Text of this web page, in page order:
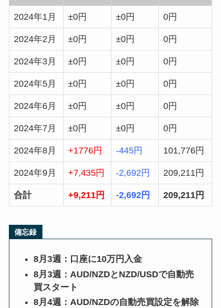
2024年1月 ±0円 ±0円 0円
2024年2月 ±0円 ±0円 0円
2024年3月 ±0円 ±0円 0円
2024年5月 ±0円 ±0円 0円
2024年6月 ±0円 ±0円 0円
2024年7月 ±0円 ±0円 0円
2024年8月 +1776円 -445円 101,776円
2024年9月 +7,435円 -2,692円 209,211円
合計 +9,211円 -2,692円 209,211円
備忘録
8月3週：口座に10万円入金
8月3週：AUD/NZDとNZD/USDで自動売
買スタート
8月4週：AUD/NZDの自動売買設定を解除